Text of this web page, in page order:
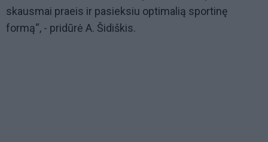
skausmai praeis ir pasieksiu optimalią sportinę
formą“, - pridūrė A. Šidiškis.